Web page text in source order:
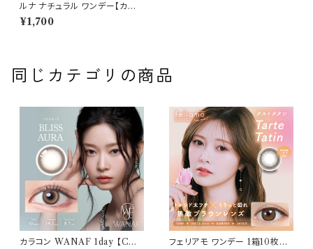
ルナ ナチュラル ワンデー【カカ
オ】カラコン ワンデー 送料無料
1箱10枚 14.5mm 下津明日香
¥1,700
同じカテゴリの商品
カラコン WANAF 1day 【COL
フェリアモ ワンデー 1箱10枚入